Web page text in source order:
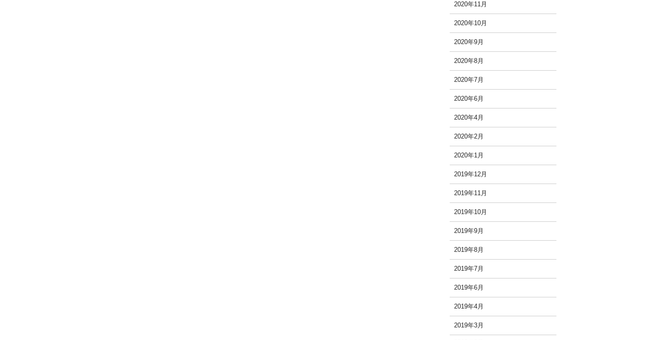
2020年11月
2020年10月
2020年9月
2020年8月
2020年7月
2020年6月
2020年4月
2020年2月
2020年1月
2019年12月
2019年11月
2019年10月
2019年9月
2019年8月
2019年7月
2019年6月
2019年4月
2019年3月